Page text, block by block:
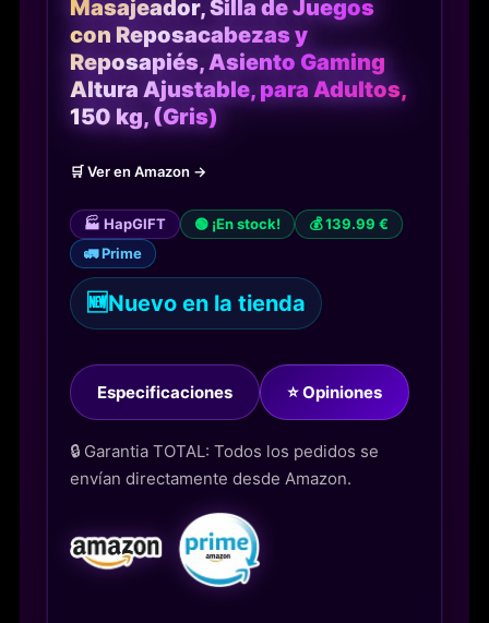
Masajeador, Silla de Juegos
con Reposacabezas y
Reposapiés, Asiento Gaming
Altura Ajustable, para Adultos,
150 kg, (Gris)
🛒 Ver en Amazon →
🏭 HapGIFTㅤ 🟢 ¡En stock!
💰 139.99 €
🚛 Prime
🆕Nuevo en la tienda
Especificaciones ⭐ Opiniones
🔒 Garantia TOTAL: Todos los pedidos se
envían directamente desde Amazon.